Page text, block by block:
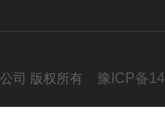
公司 版权所有 豫ICP备